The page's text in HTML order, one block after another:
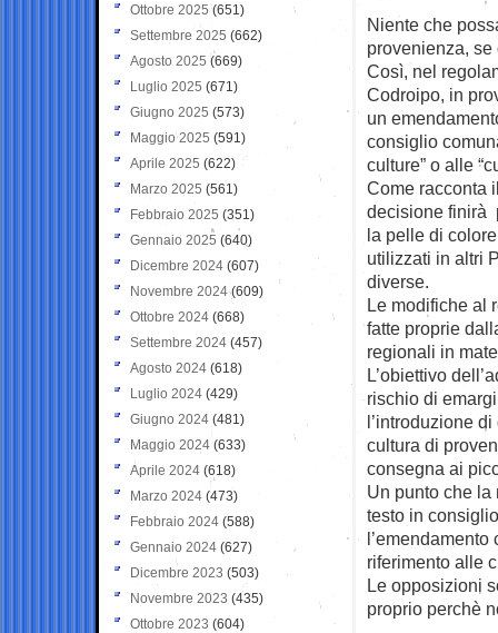
Niente che
provenienza, se
Così, nel
Codroipo, in
un
consiglio
culture” o alle
Come racconta
decisione finirà
la pelle di
utilizzati in altri
diverse.
Le modifiche al
fatte proprie
regionali in
L’obiettivo
rischio di
l’introduzione
cultura di
consegna ai
Un punto che la
testo in
riferimento alle
Le opposizioni
proprio perchè
Ottobre 2025 (651)
Settembre 2025 (662)
Agosto 2025 (669)
Luglio 2025 (671)
Giugno 2025 (573)
Maggio 2025 (591)
Aprile 2025 (622)
Marzo 2025 (561)
Febbraio 2025 (351)
Gennaio 2025 (640)
Dicembre 2024 (607)
Novembre 2024(609)
Ottobre 2024 (668)
Settembre 2024 (457)
Agosto 2024 (618)
Luglio 2024 (429)
Giugno 2024 (481)
Maggio 2024 (633)
Aprile 2024 (618)
Marzo 2024 (473)
Febbraio 2024 (588)
Gennaio 2024 (627)
Dicembre 2023 (503)
Novembre 2023 (435)
Ottobre 2023 (604)